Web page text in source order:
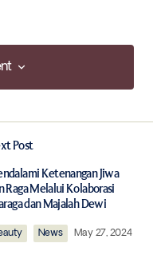
Post
Ketenangan Jiwa
Raga Melalui Kolaborasi
dan Majalah Dewi
News May 27, 2024